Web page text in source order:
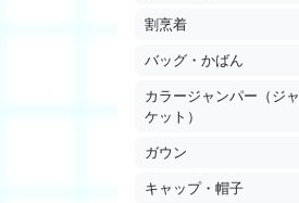
割烹着
バッグ・かばん
カラージャンパー（ジャ
ケット）
ガウン
キャップ・帽子